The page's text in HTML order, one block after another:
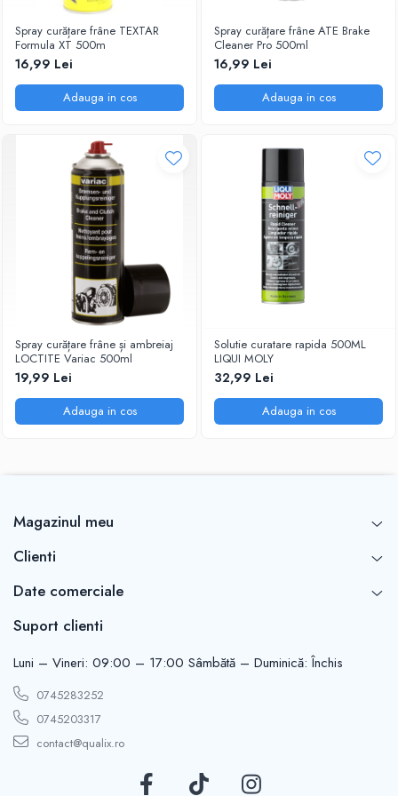
Spray curățare frâne TEXTAR
Formula XT 500m
16,99 Lei
Adauga in cos
Spray curățare frâne ATE Brake
Cleaner Pro 500ml
16,99 Lei
Adauga in cos
Spray curățare frâne și ambreiaj
LOCTITE Variac 500ml
19,99 Lei
Adauga in cos
Solutie curatare rapida 500ML
LIQUI MOLY
32,99 Lei
Adauga in cos
Magazinul meu
Clienti
Date comerciale
Suport clienti
Luni – Vineri: 09:00 – 17:00 Sâmbătă – Duminică: Închis
0745283252
0745203317
contact@qualix.ro